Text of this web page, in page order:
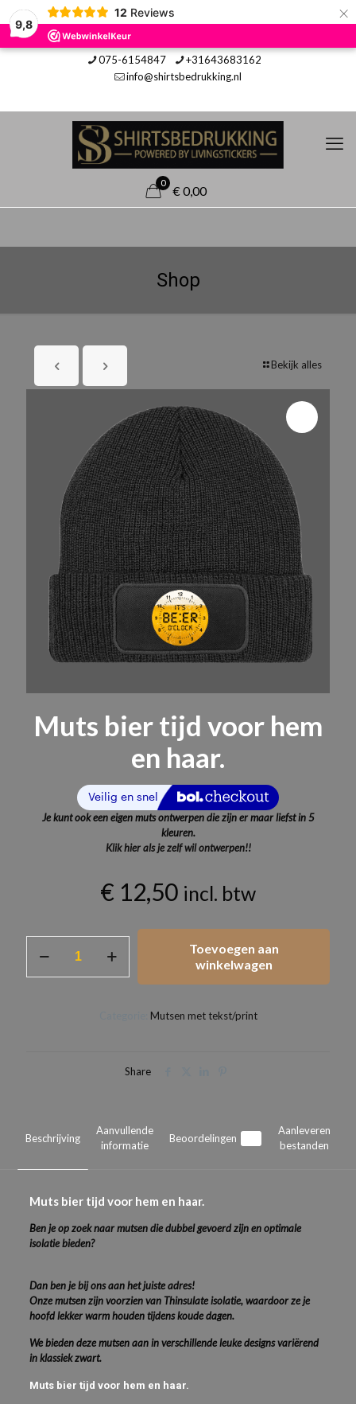
9,8
12 Reviews ×
075-6154847
+31643683162
info@shirtsbedrukking.nl
0
€ 0,00
Shop
Bekijk alles
Muts bier tijd voor hem
en haar.
Je kunt ook een eigen muts ontwerpen die zijn er maar liefst in 5
kleuren.
Klik hier als je zelf wil ontwerpen!!
€ 12,50 incl. btw
bier
Toevoegen aan
winkelwagen
Mutsen met tekst/print
Share
Beschrijving
Aanvullende
informatie
Beoordelingen
Aanleveren
bestanden
Muts bier tijd voor hem en haar.
Ben je op zoek naar mutsen die dubbel gevoerd zijn en optimale
isolatie bieden?
Dan ben je bij ons aan het juiste adres!
Onze mutsen zijn voorzien van Thinsulate isolatie, waardoor ze je
hoofd lekker warm houden tijdens koude dagen.
We bieden deze mutsen aan in verschillende leuke designs variërend
in klassiek zwart.
Muts bier tijd voor hem en haar.